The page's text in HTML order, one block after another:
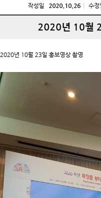
작성일 2020.10.26 수정
2020년 10월
2020년 10월 23일 홍보영상 촬영